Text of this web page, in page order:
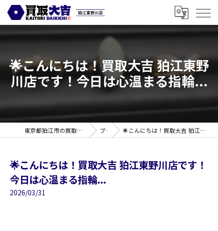
🌟こんにちは！買取大吉 狛江東野
川店です！今日は心温まる指輪...
東京都狛江市の買取なら買取大吉 狛江東野川店 ブログ 🌟こんにちは！買取大吉 狛江東野川店です！今日は心温まる指輪...
🌟こんにちは！買取大吉 狛江東野川店です！
今日は心温まる指輪...
2026/03/31